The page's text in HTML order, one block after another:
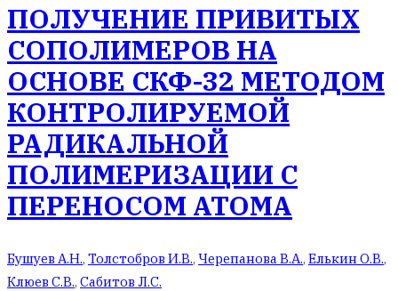
ПОЛУЧЕНИЕ ПРИВИТЫХ
СОПОЛИМЕРОВ НА
ОСНОВЕ СКФ-32 МЕТОДОМ
КОНТРОЛИРУЕМОЙ
РАДИКАЛЬНОЙ
ПОЛИМЕРИЗАЦИИ С
ПЕРЕНОСОМ АТОМА
Бушуев А.Н., Толстобров И.В., Черепанова В.А., Елькин О.В.,
Клюев С.В., Сабитов Л.С.